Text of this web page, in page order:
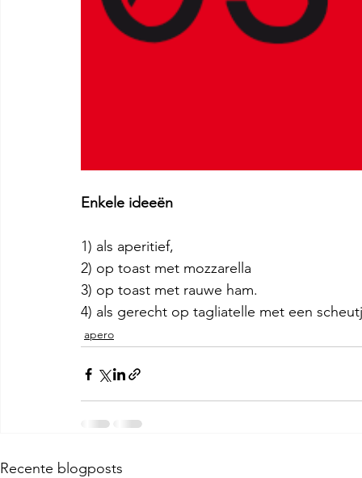
Enkele ideeën
1) als aperitief,
2) op toast met mozzarella
3) op toast met rauwe ham.
4) als gerecht op tagliatelle met een
apero
Recente blogposts